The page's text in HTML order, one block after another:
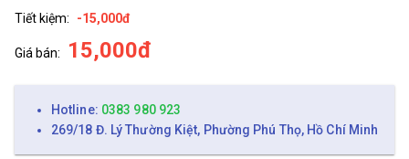
Tiết kiệm:
-15,000đ
Giá bán: 15,000đ
Hotline: 0383 980 923
269/18 Đ. Lý Thường Kiệt, Phường Phú Thọ, Hồ Chí Minh